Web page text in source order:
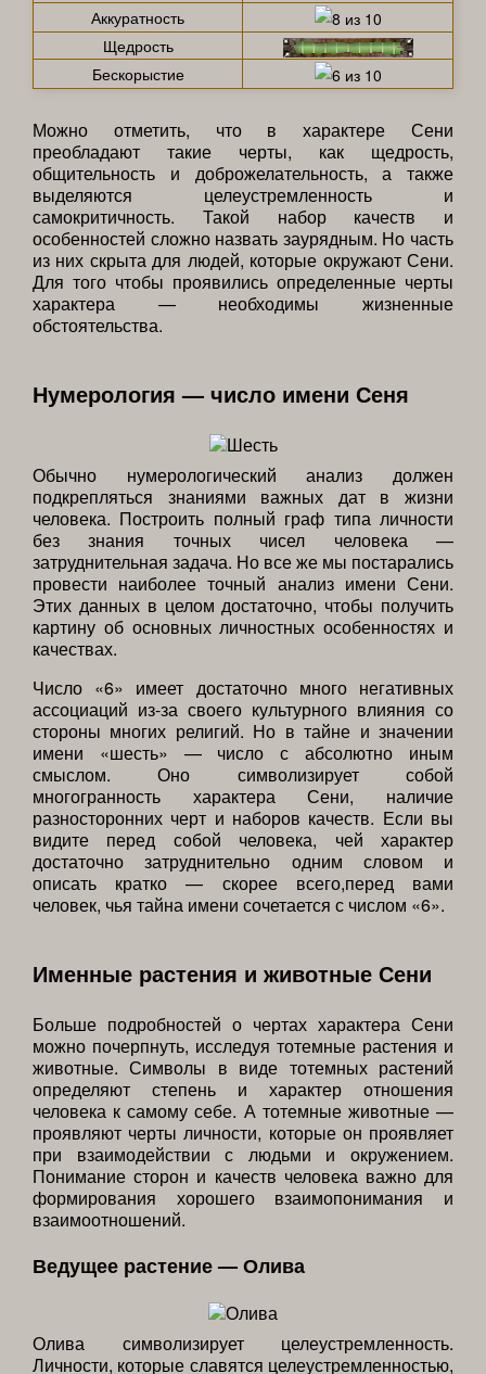
Аккуратность
Щедрость
Бескорыстие
Можно отметить, что в характере Сени
преобладают такие черты, как щедрость,
общительность и доброжелательность, а также
выделяются целеустремленность и
самокритичность. Такой набор качеств и
особенностей сложно назвать заурядным. Но часть
из них скрыта для людей, которые окружают Сени.
Для того чтобы проявились определенные черты
характера — необходимы жизненные
обстоятельства.
Нумерология — число имени Сеня
Обычно нумерологический анализ должен
подкрепляться знаниями важных дат в жизни
человека. Построить полный граф типа личности
без знания точных чисел человека —
затруднительная задача. Но все же мы постарались
провести наиболее точный анализ имени Сени.
Этих данных в целом достаточно, чтобы получить
картину об основных личностных особенностях и
качествах.
Число «6» имеет достаточно много негативных
ассоциаций из-за своего культурного влияния со
стороны многих религий. Но в тайне и значении
имени «шесть» — число с абсолютно иным
смыслом. Оно символизирует собой
многогранность характера Сени, наличие
разносторонних черт и наборов качеств. Если вы
видите перед собой человека, чей характер
достаточно затруднительно одним словом и
описать кратко — скорее всего,перед вами
человек, чья тайна имени сочетается с числом «6».
Именные растения и животные Сени
Больше подробностей о чертах характера Сени
можно почерпнуть, исследуя тотемные растения и
животные. Символы в виде тотемных растений
определяют степень и характер отношения
человека к самому себе. А тотемные животные —
проявляют черты личности, которые он проявляет
при взаимодействии с людьми и окружением.
Понимание сторон и качеств человека важно для
формирования хорошего взаимопонимания и
взаимоотношений.
Ведущее растение — Олива
Олива символизирует целеустремленность.
Личности, которые славятся целеустремленностью,